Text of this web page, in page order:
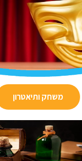
משחק ותיאטרון